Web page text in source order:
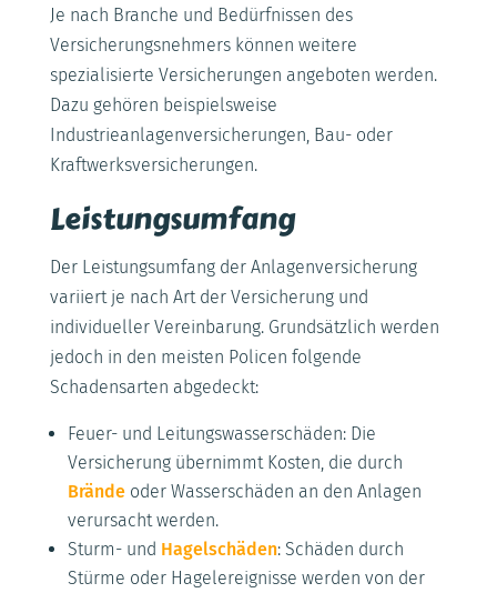
Je nach Branche und Bedürfnissen des
Versicherungsnehmers können weitere
spezialisierte Versicherungen angeboten werden.
Dazu gehören beispielsweise
Industrieanlagenversicherungen, Bau- oder
Kraftwerksversicherungen.
Leistungsumfang
Der Leistungsumfang der Anlagenversicherung
variiert je nach Art der Versicherung und
individueller Vereinbarung. Grundsätzlich werden
jedoch in den meisten Policen folgende
Schadensarten abgedeckt:
Feuer- und Leitungswasserschäden: Die
Versicherung übernimmt Kosten, die durch
Brändeoder Wasserschäden an den Anlagen
verursacht werden.
Sturm- und Hagelschäden: Schäden durch
Stürme oder Hagelereignisse werden von der